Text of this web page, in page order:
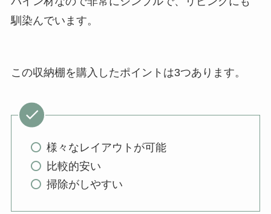
馴染んでいます。
この収納棚を購入したポイントは3つあります。
様々なレイアウトが可能
比較的安い
掃除がしやすい